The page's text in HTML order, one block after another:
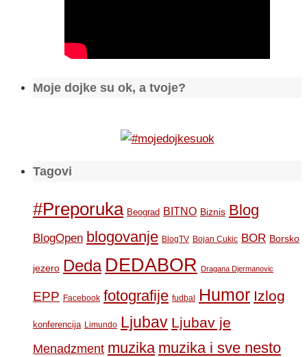
Moje dojke su ok, a tvoje?
Tagovi
#Preporuka Beograd BITNO Biznis Blog
BlogOpen blogovanje BlogTV Bojan Cukic BOR Borsko
jezero Deda DEDABOR Dragana Djermanovic
EPP Facebook fotografije fudbal Humor Izlog
konferencija Limundo Ljubav Ljubav je
Menadzment muzika muzika i sve nesto